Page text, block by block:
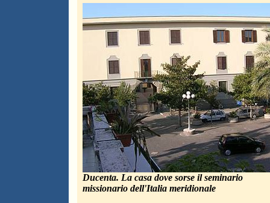
Ducenta. La casa dove sorse il seminario
missionario dell'Italia meridionale